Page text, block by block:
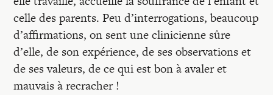
celle des parents. Peu d’interrogations, beaucoup
d’affirmations, on sent une clinicienne sûre
d’elle, de son expérience, de ses observations et
de ses valeurs, de ce qui est bon à avaler et
mauvais à recracher !